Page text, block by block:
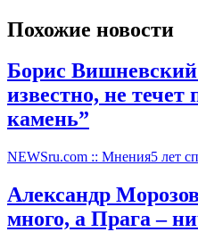
Похожие новости
Борис
известно, не течет
камень”
NEWSru.com :: Мнения5 лет
Александр
много, а Прага –